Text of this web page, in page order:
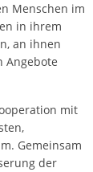
Menschen im
in ihrem
an ihnen
Angebote
mit
Gemeinsam
der